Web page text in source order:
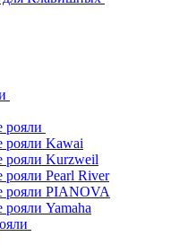
Kawai
Kurzweil
Pearl River
PIANOVA
Yamaha